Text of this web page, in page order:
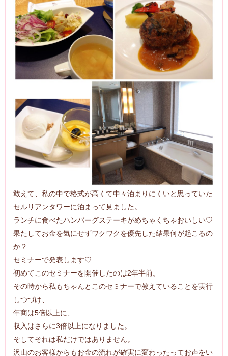
敢えて、私の中で格式が高くて中々泊まりにくいと思っていた
セルリアンタワーに泊まって見ました。
ランチに食べたハンバーグステーキがめちゃくちゃおいしい♡
果たしてお金を気にせずワクワクを優先した結果何が起こるの
か？
セミナーで発表します♡
初めてこのセミナーを開催したのは2年半前。
その時から私もちゃんとこのセミナーで教えていることを実行
しつづけ、
年商は5倍以上に、
収入はさらに3倍以上になりました。
そしてそれは私だけではありません。
沢山のお客様からもお金の流れが確実に変わったってお声をい